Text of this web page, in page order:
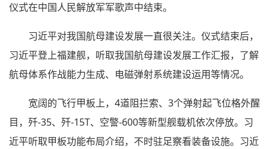
仪式在中国人民解放军军歌声中结束。
习近平对我国航母建设发展一直很关注。仪式结束后，
习近平登上福建舰，听取我国航母建设发展工作汇报，了解
航母体系作战能力生成、电磁弹射系统建设运用等情况。
宽阔的飞行甲板上，4道阻拦索、3个弹射起飞位格外醒
目，歼-35、歼-15T、空警-600等新型舰载机依次停放。习
近平听取甲板功能布局介绍，不时驻足察看装备设施。习近